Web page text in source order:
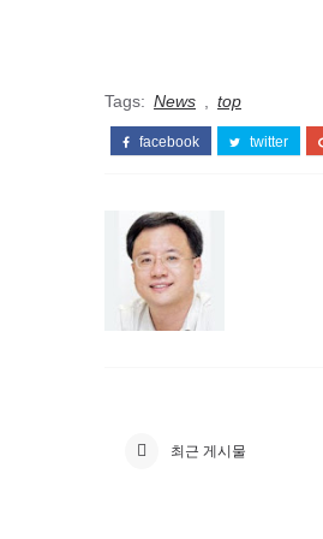
Tags: News top
facebook twitter
최근 게시물